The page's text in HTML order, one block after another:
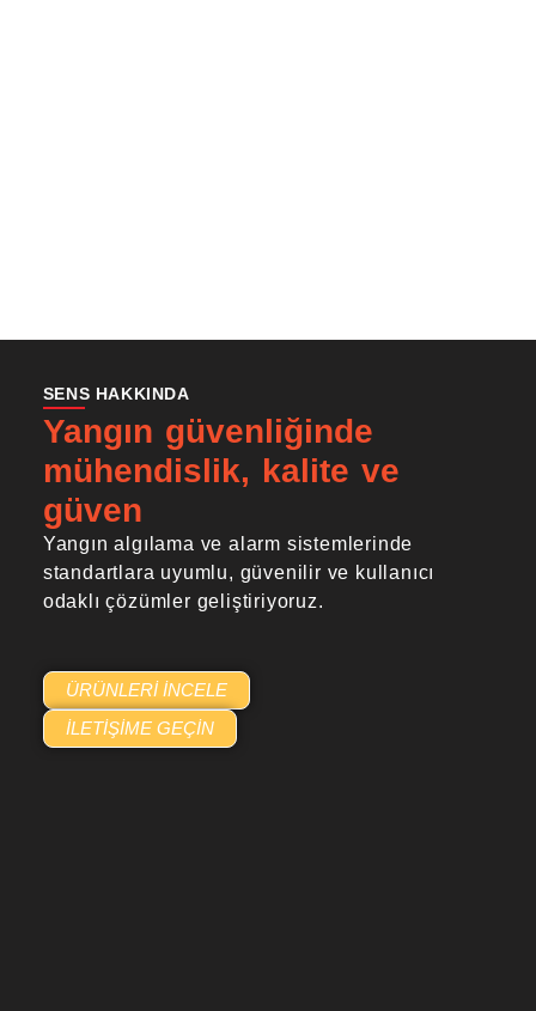
SENS HAKKINDA
Yangın güvenliğinde
mühendislik, kalite ve
güven
Yangın algılama ve alarm sistemlerinde
standartlara uyumlu, güvenilir ve kullanıcı
odaklı çözümler geliştiriyoruz.
ÜRÜNLERI İNCELE
İLETIŞIME GEÇIN